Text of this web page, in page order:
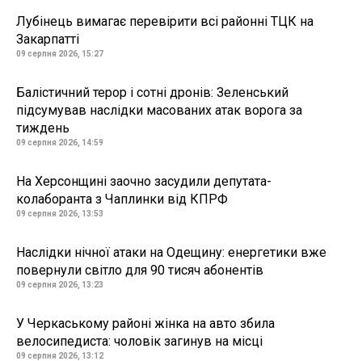
Лубінець вимагає перевірити всі районні ТЦК на
Закарпатті
09 серпня 2026, 15:27
Балістичний терор і сотні дронів: Зеленський
підсумував наслідки масованих атак ворога за
тиждень
09 серпня 2026, 14:59
На Херсонщині заочно засудили депутата-
колаборанта з Чаплинки від КПРФ
09 серпня 2026, 13:53
Наслідки нічної атаки на Одещину: енергетики вже
повернули світло для 90 тисяч абонентів
09 серпня 2026, 13:23
У Черкаському районі жінка на авто збила
велосипедиста: чоловік загинув на місці
09 серпня 2026, 13:12